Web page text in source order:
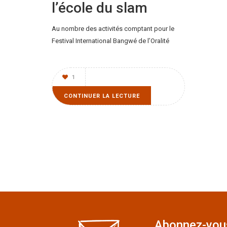
l’école du slam
Au nombre des activités comptant pour le
Festival International Bangwé de l’Oralité
1
CONTINUER LA LECTURE